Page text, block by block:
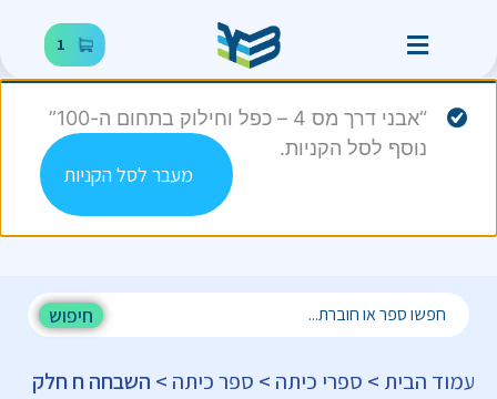
1
“אבני דרך מס 4 – כפל וחילוק בתחום ה-100”
נוסף לסל הקניות.
מעבר לסל הקניות
חיפוש
עמוד הבית > ספרי כיתה > ספר כיתה > השבחה ח חלק